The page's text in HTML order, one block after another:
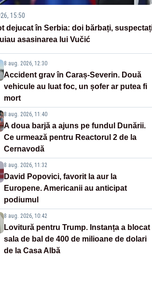
15:50
dejucat în Serbia: doi bărbați,
asasinarea lui Vučić
8 aug. 2026, 12:30
Accident grav în Caraș-Severin. Două
vehicule au luat foc, un șofer ar putea fi
mort
8 aug. 2026, 11:40
A doua barjă a ajuns pe fundul Dunării.
Ce urmează pentru Reactorul 2 de la
Cernavodă
8 aug. 2026, 11:32
David Popovici, favorit la aur la
Europene. Americanii au anticipat
podiumul
8 aug. 2026, 10:42
Lovitură pentru Trump. Instanța a blocat
sala de bal de 400 de milioane de dolari
de la Casa Albă